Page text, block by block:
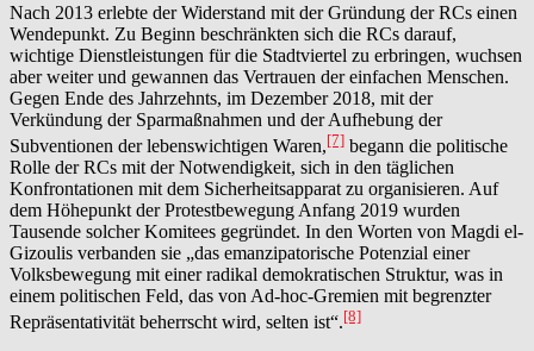
Nach 2013 erlebte der Widerstand mit der Gründung der RCs einen
Wendepunkt. Zu Beginn beschränkten sich die RCs darauf,
wichtige Dienstleistungen für die Stadtviertel zu erbringen, wuchsen
aber weiter und gewannen das Vertrauen der einfachen Menschen.
Gegen Ende des Jahrzehnts, im Dezember 2018, mit der
Verkündung der Sparmaßnahmen und der Aufhebung der
Subventionen der lebenswichtigen Waren,[7] begann die politische
Rolle der RCs mit der Notwendigkeit, sich in den täglichen
Konfrontationen mit dem Sicherheitsapparat zu organisieren. Auf
dem Höhepunkt der Protestbewegung Anfang 2019 wurden
Tausende solcher Komitees gegründet. In den Worten von Magdi el-
Gizoulis verbanden sie „das emanzipatorische Potenzial einer
Volksbewegung mit einer radikal demokratischen Struktur, was in
einem politischen Feld, das von Ad-hoc-Gremien mit begrenzter
Repräsentativität beherrscht wird, selten ist“.[8]